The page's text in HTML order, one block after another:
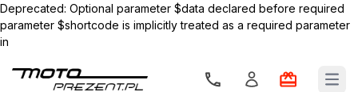
Deprecated: Optional parameter $data declared before required
parameter $shortcode is implicitly treated as a required parameter
in
shortcodes/src/Shortcodes/Illuminate/View/View.php on line 26